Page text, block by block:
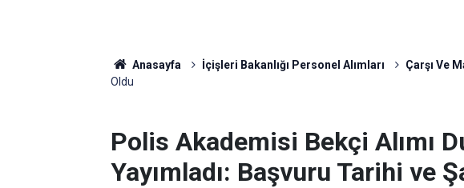
Anasayfa İçişleri Bakanlığı Personel Alımları Çarşı Ve
Oldu
Polis Akademisi Bekçi Alımı
Yayımladı: Başvuru Tarihi ve